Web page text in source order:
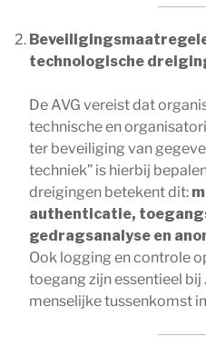
technologische
De AVG vereist dat
technische en
ter beveiliging van
techniek” is hierbij
dreigingen betekent dit:
authenticatie,
gedragsanalyse en
Ook logging en controle
toegang zijn essentieel
menselijke tussenkomst